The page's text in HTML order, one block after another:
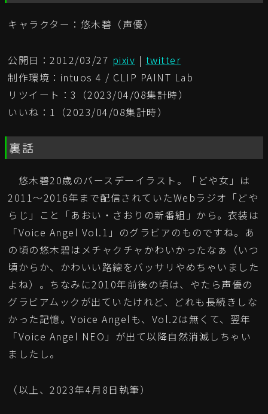
キャラクター：悠木碧（声優）
公開日：2012/03/27 pixiv | twitter
制作環境：intuos 4 / CLIP PAINT Lab
リツイート：3（2023/04/08集計時）
いいね：1（2023/04/08集計時）
裏話
悠木碧20歳のバースデーイラスト。「どや女」は
2011～2016年まで配信されていたWebラジオ「どや
らじ」こと「あおい・さおりの新番組」から。衣装は
「Voice Angel Vol.1」のグラビアのものですね。あ
の頃の悠木碧はメチャクチャかわいかったなぁ（いつ
頃からか、かわいい路線をバッサリやめちゃいました
よね）。ちなみに2010年前後の頃は、やたら声優の
グラビアムックが出ていたけれど、どれも長続きしな
かった記憶。Voice Angelも、Vol.2は無くて、翌年
「Voice Angel NEO」が出て以降自然消滅しちゃい
ましたし。
（以上、2023年4月8日執筆）